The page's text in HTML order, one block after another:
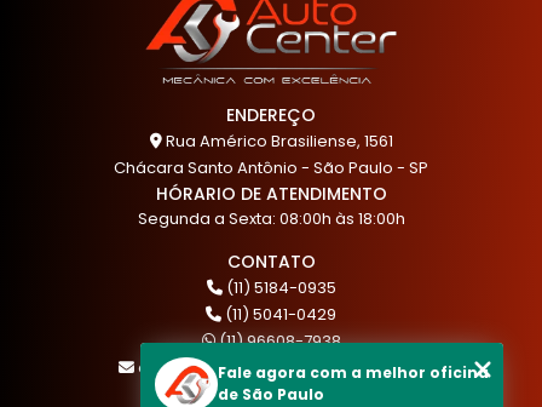
ENDEREÇO
Rua Américo Brasiliense, 1561
Chácara Santo Antônio - São Paulo - SP
HÓRARIO DE ATENDIMENTO
Segunda a Sexta: 08:00h às 18:00h
CONTATO
(11) 5184-0935
(11) 5041-0429
(11) 96608-7938
atendimento@akautocenter.com.br
Fale agora com a melhor oficina
de São Paulo